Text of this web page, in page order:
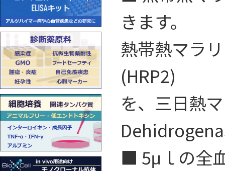
きます。
熱帯熱マラ
(HRP2)
を、三日熱
■ 5μｌの全